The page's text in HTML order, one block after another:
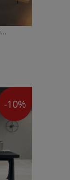
-10%